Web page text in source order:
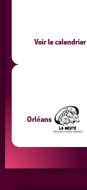
Voir le
Orléans